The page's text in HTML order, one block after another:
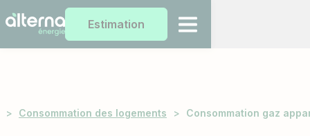
Estimation
> Consommation des logements > Consommation gaz